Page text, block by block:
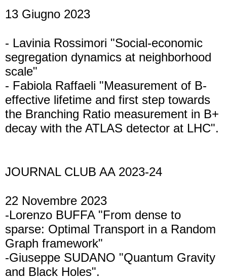
13 Giugno 2023
- Lavinia Rossimori "Social-economic
segregation dynamics at neighborhood
scale"
- Fabiola Raffaeli "Measurement of B-
effective lifetime and first step towards
the Branching Ratio measurement in B+
decay with the ATLAS detector at LHC".
JOURNAL CLUB AA 2023-24
22 Novembre 2023
-Lorenzo BUFFA "From dense to
sparse: Optimal Transport in a Random
Graph framework"
-Giuseppe SUDANO "Quantum Gravity
and Black Holes".